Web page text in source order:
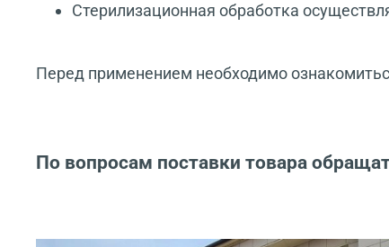
Стерилизационная обработка
Перед применением необходимо
По вопросам поставки товара